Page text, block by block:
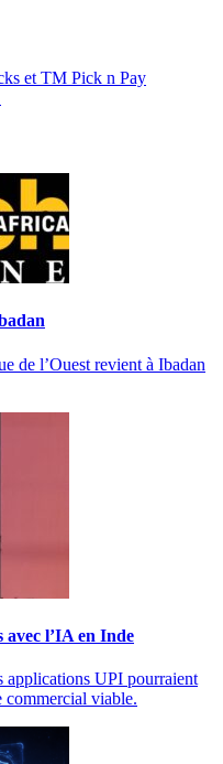
et TM Pick n Pay
de l’Ouest revient à Ibadan
avec l’IA en Inde
applications UPI pourraient
commercial viable.